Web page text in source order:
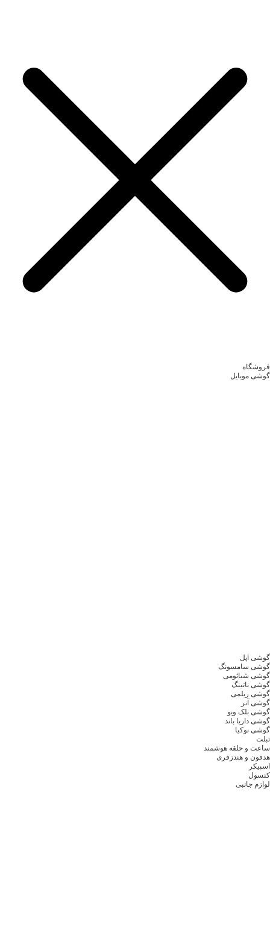
فروشگاه
گوشی موبایل
گوشی اپل
گوشی سامسونگ
گوشی شیائومی
گوشی ناتینگ
گوشی ریلمی
گوشی آنر
گوشی بلک ویو
گوشی داریا باند
گوشی نوکیا
تبلت
ساعت و حلقه هوشمند
هدفون و هندزفری
اسپیکر
کنسول
لوازم جانبی